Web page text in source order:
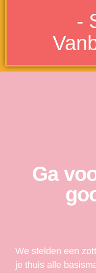
-
Ga
We stelden een
je thuis alle